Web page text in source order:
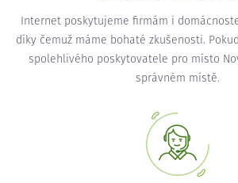
Internet poskytujeme firmám i
díky čemuž máme bohaté zkušenosti.
spolehlivého poskytovatele pro místo
správném místě.